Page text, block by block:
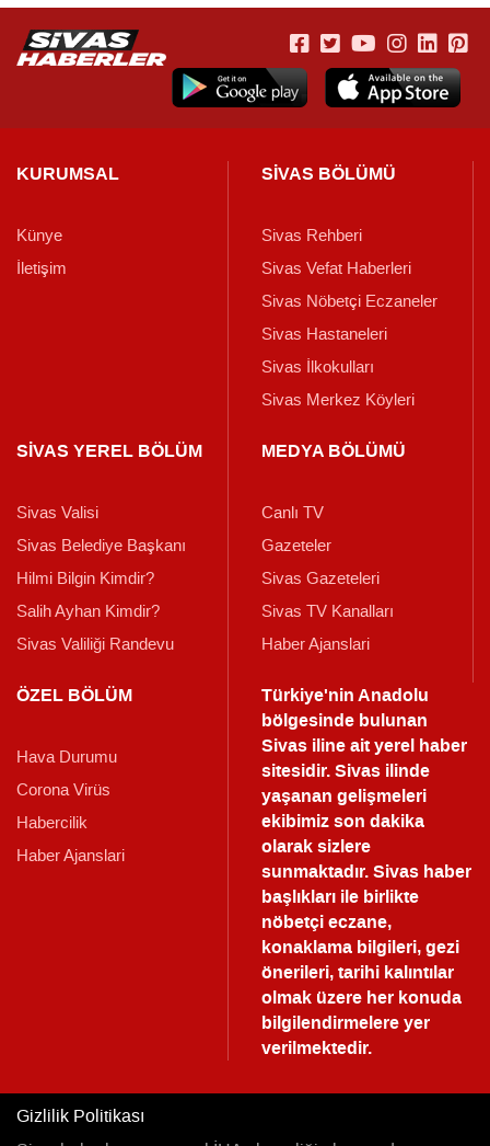
KURUMSAL
Künye
İletişim
SİVAS BÖLÜMÜ
Sivas Rehberi
Sivas Vefat Haberleri
Sivas Nöbetçi Eczaneler
Sivas Hastaneleri
Sivas İlkokulları
Sivas Merkez Köyleri
SİVAS YEREL BÖLÜM
Sivas Valisi
Sivas Belediye Başkanı
Hilmi Bilgin Kimdir?
Salih Ayhan Kimdir?
Sivas Valiliği Randevu
MEDYA BÖLÜMÜ
Canlı TV
Gazeteler
Sivas Gazeteleri
Sivas TV Kanalları
Haber Ajanslari
ÖZEL BÖLÜM
Hava Durumu
Corona Virüs
Habercilik
Haber Ajanslari
Türkiye'nin Anadolu
bölgesinde bulunan
Sivas iline ait yerel haber
sitesidir. Sivas ilinde
yaşanan gelişmeleri
ekibimiz son dakika
olarak sizlere
sunmaktadır.Sivas haber
başlıkları ile birlikte
nöbetçi eczane,
konaklama bilgileri, gezi
önerileri, tarihi kalıntılar
olmak üzere her konuda
bilgilendirmelere yer
verilmektedir.
Gizlilik Politikası